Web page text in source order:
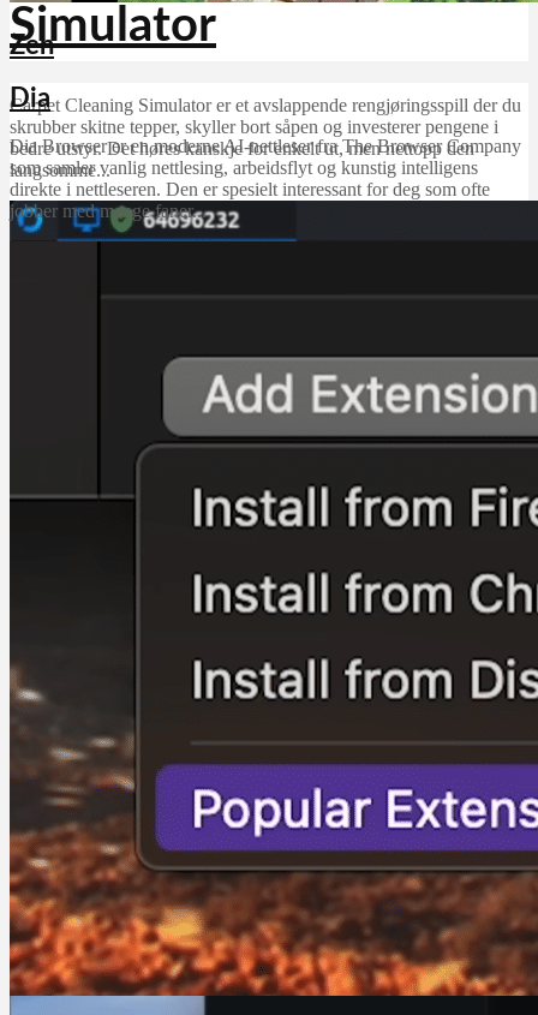
Simulator
Carpet Cleaning Simulator er et avslappende rengjøringsspill der du
skrubber skitne tepper, skyller bort såpen og investerer pengene i
bedre utstyr. Det høres kanskje for enkelt ut, men nettopp den
langsomme...
Zen
Dia
Dia Browser er en moderne AI-nettleser fra The Browser Company
som samler vanlig nettlesing, arbeidsflyt og kunstig intelligens
direkte i nettleseren. Den er spesielt interessant for deg som ofte
jobber med mange faner...